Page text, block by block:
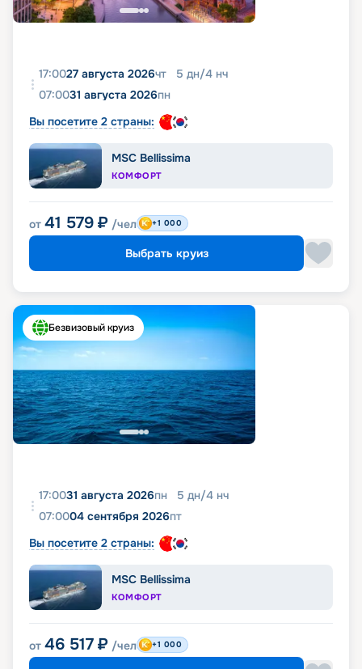
17:0027 августа 2026чт 5 дн/4 нч
07:0031 августа 2026пн
Вы посетите 2 страны:
MSC Bellissima
КОМФОРТ
от 41 579 ₽ /чел +1 000
Выбрать круиз
Безвизовый круиз
17:0031 августа 2026пн 5 дн/4 нч
07:0004 сентября 2026пт
Вы посетите 2 страны:
MSC Bellissima
КОМФОРТ
от 46 517 ₽ /чел +1 000